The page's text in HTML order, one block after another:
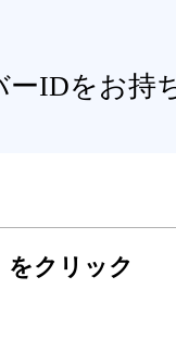
ーIDをお持
をクリック